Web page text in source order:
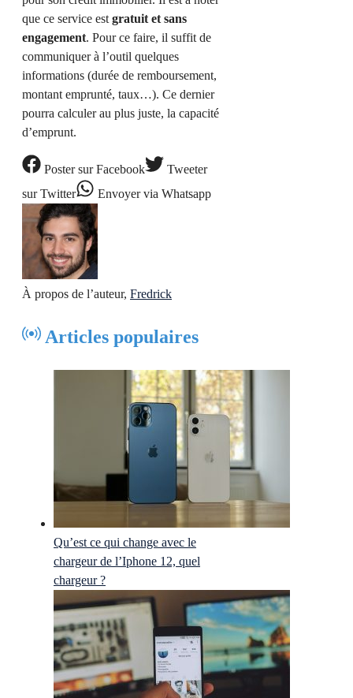
que ce service est gratuit et sans
engagement. Pour ce faire, il suffit de
communiquer à l’outil quelques
informations (durée de remboursement,
montant emprunté, taux…). Ce dernier
pourra calculer au plus juste, la capacité
d’emprunt.
Postersur Facebook
Tweeter
sur Twitter
Envoyervia Whatsapp
À propos de l’auteur, Fredrick
Articles populaires
Qu’est ce qui change avec le
chargeur de l’Iphone 12, quel
chargeur ?